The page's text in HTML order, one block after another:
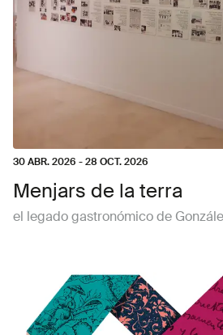
30 ABR. 2026 -28 OCT. 2026
Menjars de la terra
el legado gastronómico de